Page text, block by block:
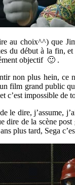
au choix^^) que
du début à la fin,
objectif 🙂 .
non plus hein, ce
film grand public
c’est impossible de
le dire, j’assume,
dire de la scène
plus tard, Sega